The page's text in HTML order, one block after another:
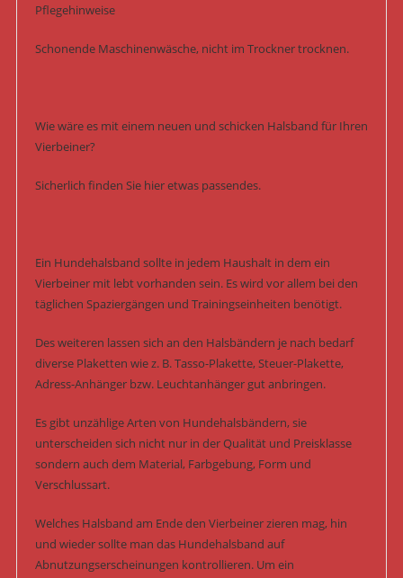
Pflegehinweise
Schonende Maschinenwäsche, nicht im Trockner trocknen.
Wie wäre es mit einem neuen und schicken Halsband für Ihren
Vierbeiner?
Sicherlich finden Sie hier etwas passendes.
Ein Hundehalsband sollte in jedem Haushalt in dem ein
Vierbeiner mit lebt vorhanden sein. Es wird vor allem bei den
täglichen Spaziergängen und Trainingseinheiten benötigt.
Des weiteren lassen sich an den Halsbändern je nach bedarf
diverse Plaketten wie z. B. Tasso-Plakette, Steuer-Plakette,
Adress-Anhänger bzw. Leuchtanhänger gut anbringen.
Es gibt unzählige Arten von Hundehalsbändern, sie
unterscheiden sich nicht nur in der Qualität und Preisklasse
sondern auch dem Material, Farbgebung, Form und
Verschlussart.
Welches Halsband am Ende den Vierbeiner zieren mag, hin
und wieder sollte man das Hundehalsband auf
Abnutzungserscheinungen kontrollieren. Um ein